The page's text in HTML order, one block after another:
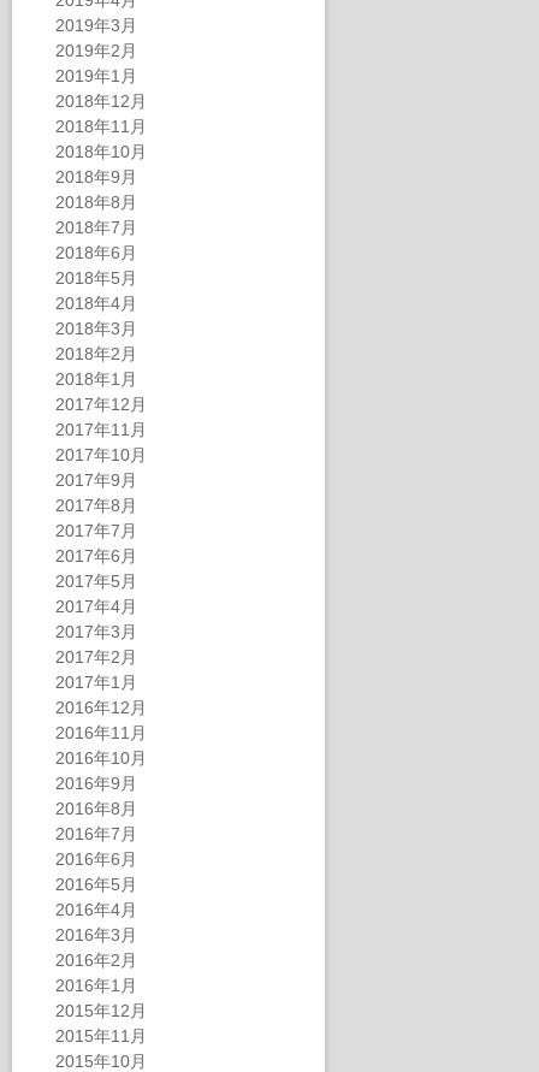
2019年3月
2019年2月
2019年1月
2018年12月
2018年11月
2018年10月
2018年9月
2018年8月
2018年7月
2018年6月
2018年5月
2018年4月
2018年3月
2018年2月
2018年1月
2017年12月
2017年11月
2017年10月
2017年9月
2017年8月
2017年7月
2017年6月
2017年5月
2017年4月
2017年3月
2017年2月
2017年1月
2016年12月
2016年11月
2016年10月
2016年9月
2016年8月
2016年7月
2016年6月
2016年5月
2016年4月
2016年3月
2016年2月
2016年1月
2015年12月
2015年11月
2015年10月